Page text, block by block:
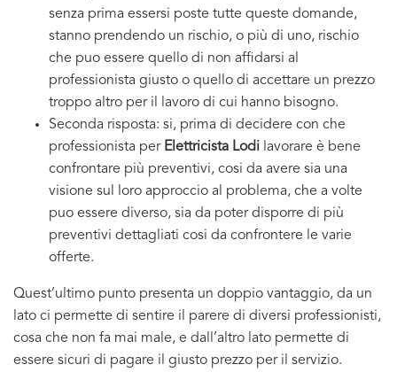
senza prima essersi poste tutte queste domande,
stanno prendendo un rischio, o più di uno, rischio
che puo essere quello di non affidarsi al
professionista giusto o quello di accettare un prezzo
troppo altro per il lavoro di cui hanno bisogno.
Seconda risposta: si, prima di decidere con che
professionista per Elettricista Lodi lavorare è bene
confrontare più preventivi, cosi da avere sia una
visione sul loro approccio al problema, che a volte
puo essere diverso, sia da poter disporre di più
preventivi dettagliati cosi da confrontere le varie
offerte.
Quest’ultimo punto presenta un doppio vantaggio, da un
lato ci permette di sentire il parere di diversi professionisti,
cosa che non fa mai male, e dall’altro lato permette di
essere sicuri di pagare il giusto prezzo per il servizio.